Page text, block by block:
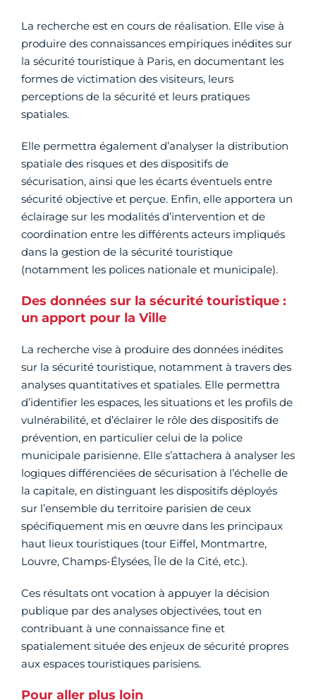
La recherche est en cours de réalisation. Elle vise à
produire des connaissances empiriques inédites sur
la sécurité touristique à Paris, en documentant les
formes de victimation des visiteurs, leurs
perceptions de la sécurité et leurs pratiques
spatiales.
Elle permettra également d’analyser la distribution
spatiale des risques et des dispositifs de
sécurisation, ainsi que les écarts éventuels entre
sécurité objective et perçue. Enfin, elle apportera un
éclairage sur les modalités d’intervention et de
coordination entre les différents acteurs impliqués
dans la gestion de la sécurité touristique
(notamment les polices nationale et municipale).
Des données sur la sécurité touristique :
un apport pour la Ville
La recherche vise à produire des données inédites
sur la sécurité touristique, notamment à travers des
analyses quantitatives et spatiales. Elle permettra
d’identifier les espaces, les situations et les profils de
vulnérabilité, et d’éclairer le rôle des dispositifs de
prévention, en particulier celui de la police
municipale parisienne. Elle s’attachera à analyser les
logiques différenciées de sécurisation à l’échelle de
la capitale, en distinguant les dispositifs déployés
sur l’ensemble du territoire parisien de ceux
spécifiquement mis en œuvre dans les principaux
haut lieux touristiques (tour Eiffel, Montmartre,
Louvre, Champs-Élysées, Île de la Cité, etc.).
Ces résultats ont vocation à appuyer la décision
publique par des analyses objectivées, tout en
contribuant à une connaissance fine et
spatialement située des enjeux de sécurité propres
aux espaces touristiques parisiens.
Pour aller plus loin